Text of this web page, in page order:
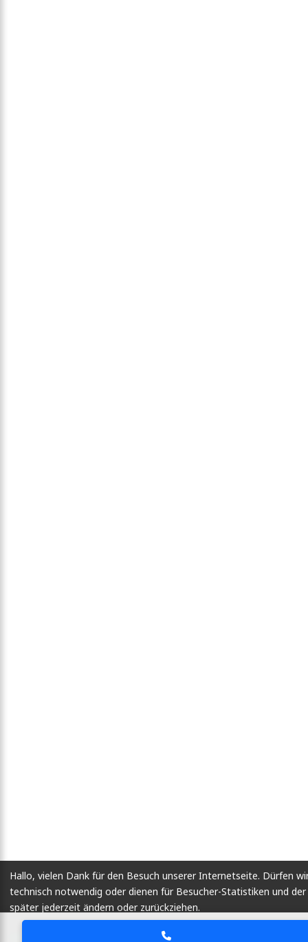
Hallo, vielen Dank für den Besuch unserer Internetseite. Dürfen
technisch notwendig oder dienen für Besucher-Statistiken und
später jederzeit ändern oder zurückziehen.